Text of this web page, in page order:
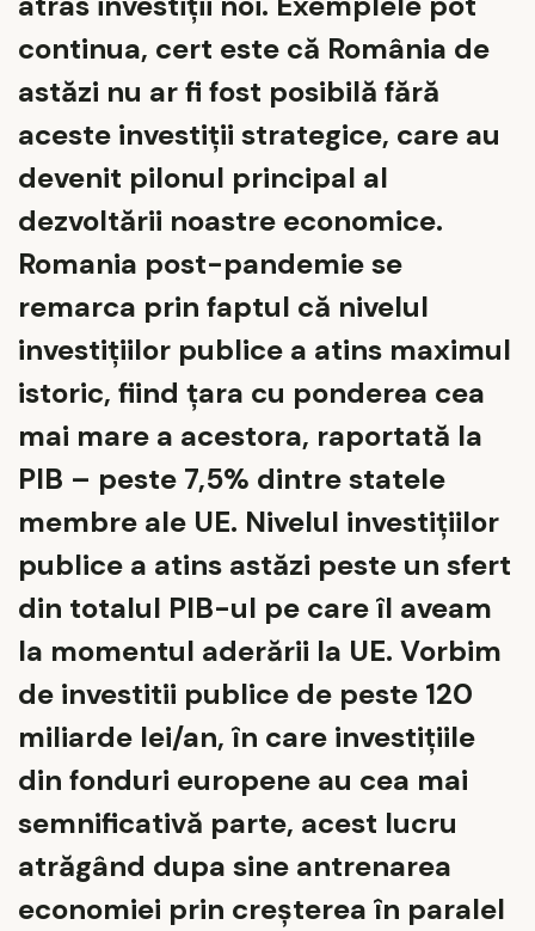
continua, cert este că România de
astăzi nu ar fi fost posibilă fără
aceste investiții strategice, care au
devenit pilonul principal al
dezvoltării noastre economice.
Romania post-pandemie se
remarca prin faptul că nivelul
investițiilor publice a atins maximul
istoric, fiind țara cu ponderea cea
mai mare a acestora, raportată la
PIB – peste 7,5% dintre statele
membre ale UE. Nivelul investițiilor
publice a atins astăzi peste un sfert
din totalul PIB-ul pe care îl aveam
la momentul aderării la UE. Vorbim
de investitii publice de peste 120
miliarde lei/an, în care investițiile
din fonduri europene au cea mai
semnificativă parte, acest lucru
atrăgând dupa sine antrenarea
economiei prin creșterea în paralel